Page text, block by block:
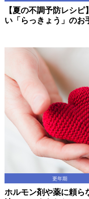
【夏の不調予防レシ
い「らっきょう」のお
更年期
ホルモン剤や薬に頼ら